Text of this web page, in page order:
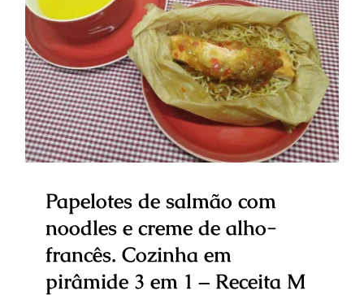
Papelotes de salmão com
noodles e creme de alho-francês.
Cozinha em pirâmide 3 em 1 –
Receita M
Papelotes de salmão com
noodles e creme de alho-
francês. Cozinha em
pirâmide 3 em 1 – Receita M